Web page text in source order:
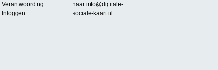
Verantwoording
Inloggen
naarinfo@digitale-
sociale-kaart.nl